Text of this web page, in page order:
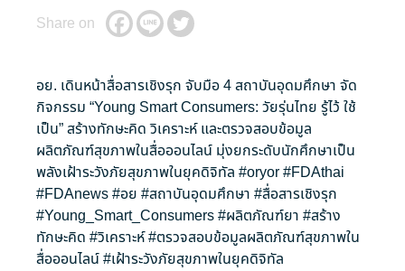
Share on
อย. เดินหน้าสื่อสารเชิงรุก จับมือ 4 สถาบันอุดมศึกษา จัด
กิจกรรม “Young Smart Consumers: วัยรุ่นไทย รู้ไว้ ใช้
เป็น” สร้างทักษะคิด วิเคราะห์ และตรวจสอบข้อมูล
ผลิตภัณฑ์สุขภาพในสื่อออนไลน์ มุ่งยกระดับนักศึกษาเป็น
พลังเฝ้าระวังภัยสุขภาพในยุคดิจิทัล #oryor#FDAthai
#FDAnews#อย #สถาบันอุดมศึกษา #สื่อสารเชิงรุก
#Young_Smart_Consumers#ผลิตภัณฑ์ยา #สร้าง
ทักษะคิด #วิเคราะห์#ตรวจสอบข้อมูลผลิตภัณฑ์สุขภาพใน
สื่อออนไลน์#เฝ้าระวังภัยสุขภาพในยุคดิจิทัล